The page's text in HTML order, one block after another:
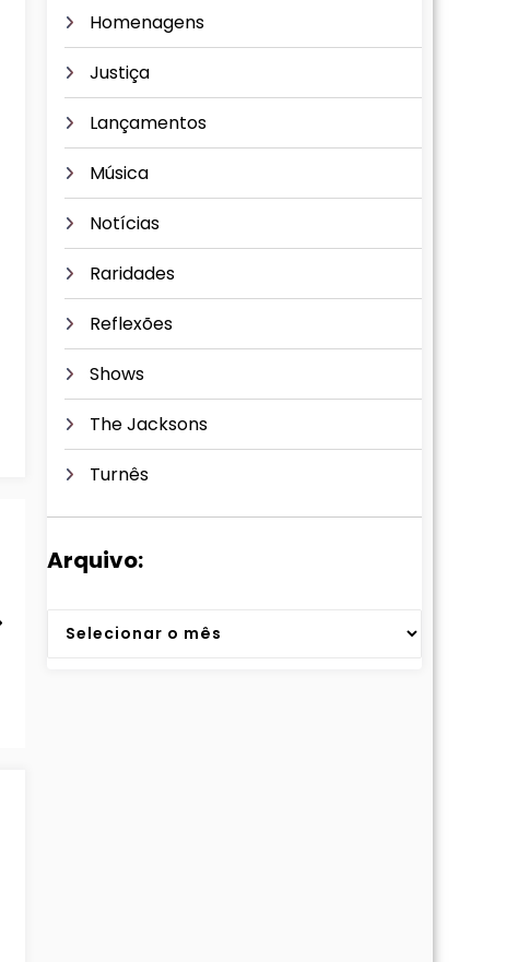
Homenagens
Justiça
Lançamentos
Música
Notícias
Raridades
Reflexões
Shows
The Jacksons
Turnês
Arquivo:
Arquivos